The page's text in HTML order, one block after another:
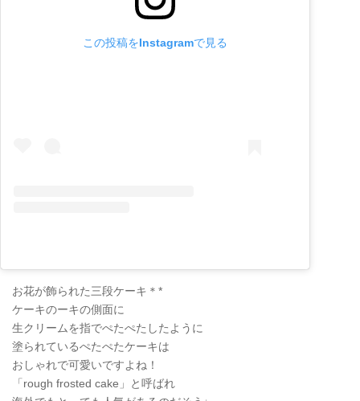
この投稿をInstagramで見る
お花が飾られた三段ケーキ＊*
ケーキのーキの側面に
生クリームを指でぺたぺたしたように
塗られているぺたぺたケーキは
おしゃれで可愛いですよね！
「rough frosted cake」と呼ばれ